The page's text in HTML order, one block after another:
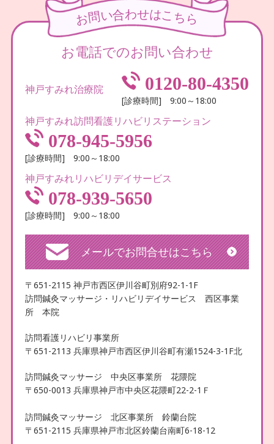
お問い合わせはこ ち ら
お電話でのお問い合わせ
神戸すみれ治療院 0120-80-4350
[診療時間] 9:00～18:00
神戸すみれ訪問看護リハビリステーション
078-945-5956
[診療時間] 9:00～18:00
神戸すみれリハビリデイサービス
078-939-5650
[診療時間] 9:00～18:00
メールでお問合せはこちら
〒651-2115 神戸市西区伊川谷町別府92-1-1F
訪問鍼灸マッサージ・リハビリデイサービス 西区事業
所 本院
訪問看護リハビリ事業所
〒651-2113 兵庫県神戸市西区伊川谷町有瀬1524-3-1F北
訪問鍼灸マッサージ 中央区事業所 花隈院
〒650-0013 兵庫県神戸市中央区花隈町22-2-1Ｆ
訪問鍼灸マッサージ 北区事業所 鈴蘭台院
〒651-2115 兵庫県神戸市北区鈴蘭台南町6-18-12